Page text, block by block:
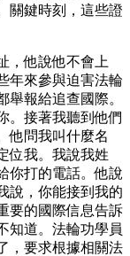
關鍵時刻，這些證
，他說他不會上
年來參與迫害法輪
報給追查國際。
。接著我聽到他們
他問我叫什麼名
位我。我說我姓
你打的電話。他說
說，你能接到我的
要的國際信息告訴
知道。法輪功學員
，要求根據相關法